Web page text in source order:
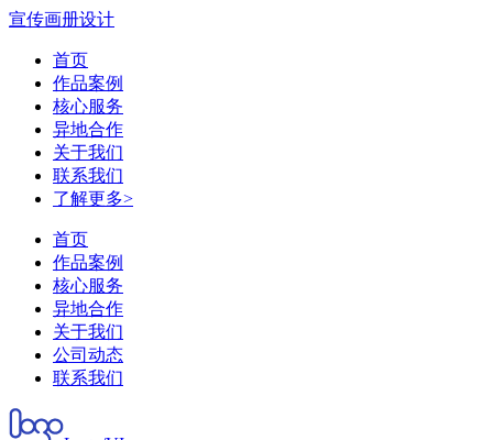
宣传画册设计
首页
作品案例
核心服务
异地合作
关于我们
联系我们
了解更多>
首页
作品案例
核心服务
异地合作
关于我们
公司动态
联系我们